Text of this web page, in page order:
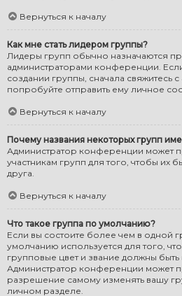
Вернуться к началу
Как мне стать лидером группы?
Лидеры групп обычно назначаются
администраторами конференции.
создании группы, сначала свяжитесь
попробуйте отправить ему личное
Вернуться к началу
Почему названия некоторых групп
Администратор конференции может
участникам групп для того, чтобы их
друга.
Вернуться к началу
Что такое группа по умолчанию?
Если вы состоите более чем в одной
умолчанию используется для того,
групповые цвет и звание должны
Администратор конференции может
разрешение самому изменять вашу
личном разделе.